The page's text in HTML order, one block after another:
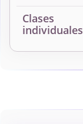
Clases
individuales